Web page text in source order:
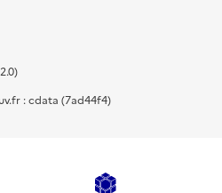
: cdata (7ad44f4)